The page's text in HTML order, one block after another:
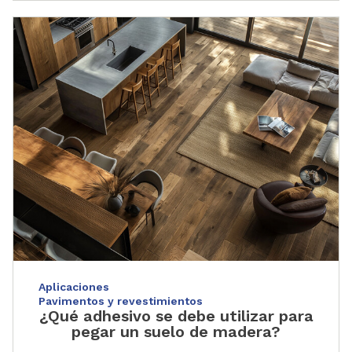
Aplicaciones
Pavimentos y revestimientos
¿Qué adhesivo se debe utilizar para
pegar un suelo de madera?